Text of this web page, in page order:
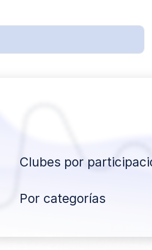
Clubes por
Por categorías